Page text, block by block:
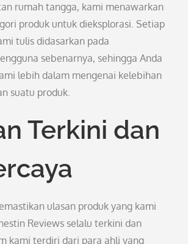
rumah tangga, kami menawarkan
produk untuk dieksplorasi. Setiap
tulis didasarkan pada
sebenarnya, sehingga Anda
lebih dalam mengenai kelebihan
suatu produk.
Terkini dan
ulasan produk yang kami
Reviews selalu terkini dan
kami terdiri dari para ahli yang